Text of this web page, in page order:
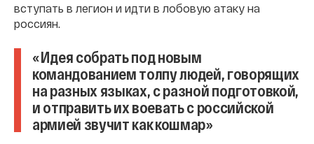
вступать в легион и идти в лобовую атаку на
россиян.
«Идея собрать под новым
командованием толпу людей, говорящих
на разных языках, с разной подготовкой,
и отправить их воевать с российской
армией звучит как кошмар»